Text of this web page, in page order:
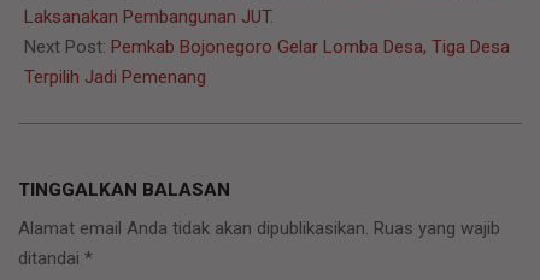
11
Laksanakan Pembangunan JUT.
Next Post: Pemkab Bojonegoro Gelar Lomba Desa, Tiga Desa
Terpilih Jadi Pemenang
TINGGALKAN BALASAN
Alamat email Anda tidak akan dipublikasikan. Ruas yang wajib
ditandai *